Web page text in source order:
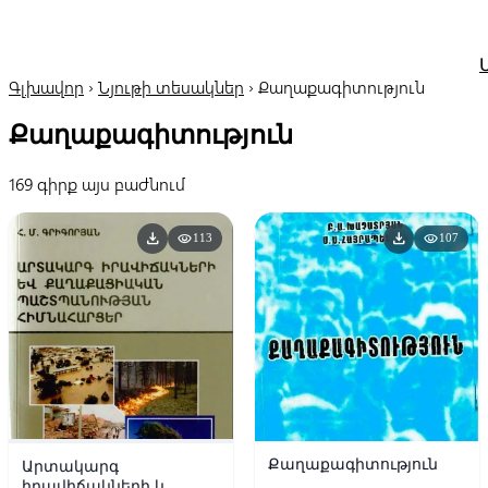
Գլխավոր › Նյութի տեսակներ › Քաղաքագիտություն
Քաղաքագիտություն
169 գիրք այս բաժնում
download visibility113
Արտակարգ
download visibility107
Քաղաքագիտություն